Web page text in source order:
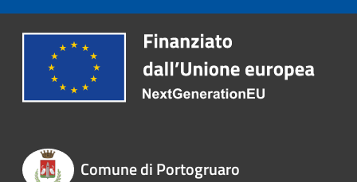
Comune di Portogruaro